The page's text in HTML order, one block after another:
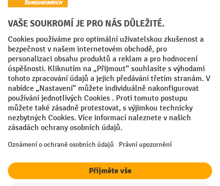
Sociální sítě
Facebook
YouTubeLinkedIn
VODP Otisk
Prohlášení o ochraně osobních údajů
Nastavení ochrany osobních údajů
All prices excl. VAT plusshipping costsand possible delivery charges,
¹ Sleva platí do vyprodání zásob. Sleva se nevztahuje na akční ceny.